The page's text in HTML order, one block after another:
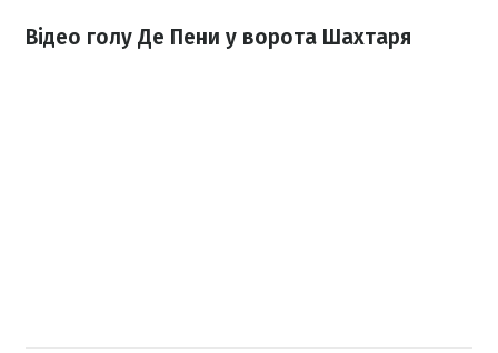
Відео голу Де Пени у ворота Шахтаря